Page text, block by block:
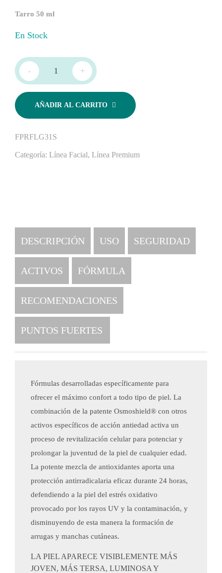
Tarro 50 ml
En Stock
- +
AÑADIR AL CARRITO
FPRFLG31S
Categoría: Línea Facial, Línea Premium
DESCRIPCIÓN USO SEGURIDAD
ACTIVOS FÓRMULA
RECOMENDACIONES
PUNTOS FUERTES
Fórmulas desarrolladas específicamente para
ofrecer el máximo confort a todo tipo de piel. La
combinación de la patente Osmoshield® con otros
activos específicos de acción antiedad activa un
proceso de revitalización celular para potenciar y
prolongar la juventud de la piel de cualquier edad.
La potente mezcla de antioxidantes aporta una
protección antirradicalaria eficaz durante 24 horas,
defendiendo a la piel del estrés oxidativo
provocado por los rayos UV y la contaminación, y
disminuyendo de esta manera la formación de
arrugas y manchas cutáneas.
LA PIEL APARECE VISIBLEMENTE MÁS
JOVEN, MÁS TERSA, LUMINOSA Y